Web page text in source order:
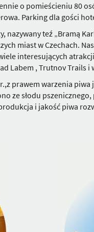
o pomieścieniu 80
Parking dla gości
teź „Bramą
miast w Czechach.
interesujących
Labem , Trutnov Trails i
prawem warzenia piwa
ze słodu
i jakość piwa